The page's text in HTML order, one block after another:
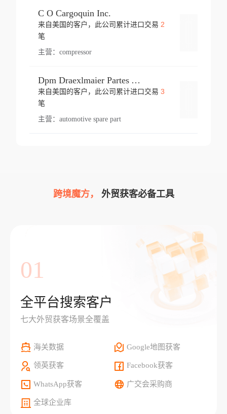
C O Cargoquin Inc.
来自美国的客户，此公司累计进口交易 2
笔
主营： compressor
Dpm Draexlmaier Partes Automotrices Corr Ind Huejotzingo
来自美国的客户，此公司累计进口交易 3
笔
主营： automotive spare part
跨境魔方， 外贸获客必备工具
01
全平台搜索客户
七大外贸获客场景全覆盖
海关数据 Google地图获客
领英获客 Facebook获客
WhatsApp获客 广交会采购商
全球企业库